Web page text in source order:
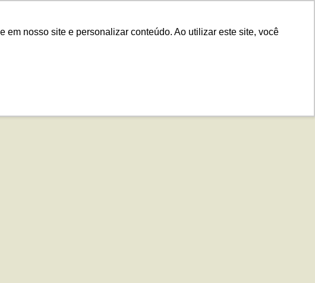
nosso site e personalizar conteúdo. Ao utilizar este site, você